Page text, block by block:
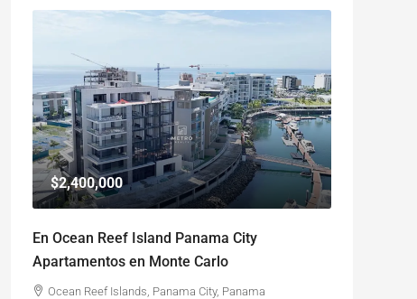
$2,400,000
En Ocean Reef Island Panama City
Apartamentos en Monte Carlo
Ocean Reef Islands, Panama City, Panama